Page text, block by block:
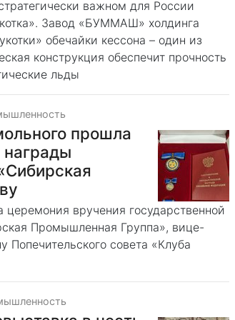
важном для России
Завод «БУММАШ» холдинга
обечайки кессона – один из
конструкция обеспечит прочность
льды
прошла
награды
вручения государственной
Промышленная Группа», вице-
совета «Клуба